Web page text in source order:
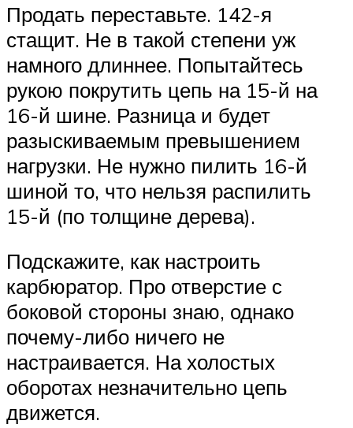
Продать переставьте. 142-я
стащит. Не в такой степени уж
намного длиннее. Попытайтесь
рукою покрутить цепь на 15-й на
16-й шине. Разница и будет
разыскиваемым превышением
нагрузки. Не нужно пилить 16-й
шиной то, что нельзя распилить
15-й (по толщине дерева).
Подскажите, как настроить
карбюратор. Про отверстие с
боковой стороны знаю, однако
почему-либо ничего не
настраивается. На холостых
оборотах незначительно цепь
движется.